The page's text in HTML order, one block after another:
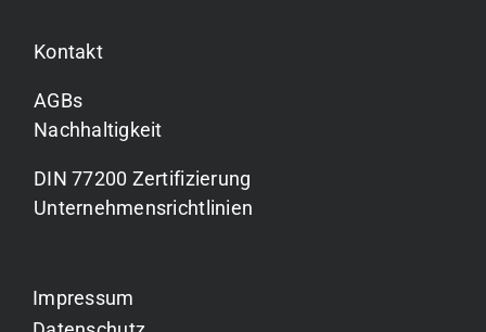
Kontakt
AGBs
Nachhaltigkeit
DIN 77200 Zertifizierung
Unternehmensrichtlinien
Impressum